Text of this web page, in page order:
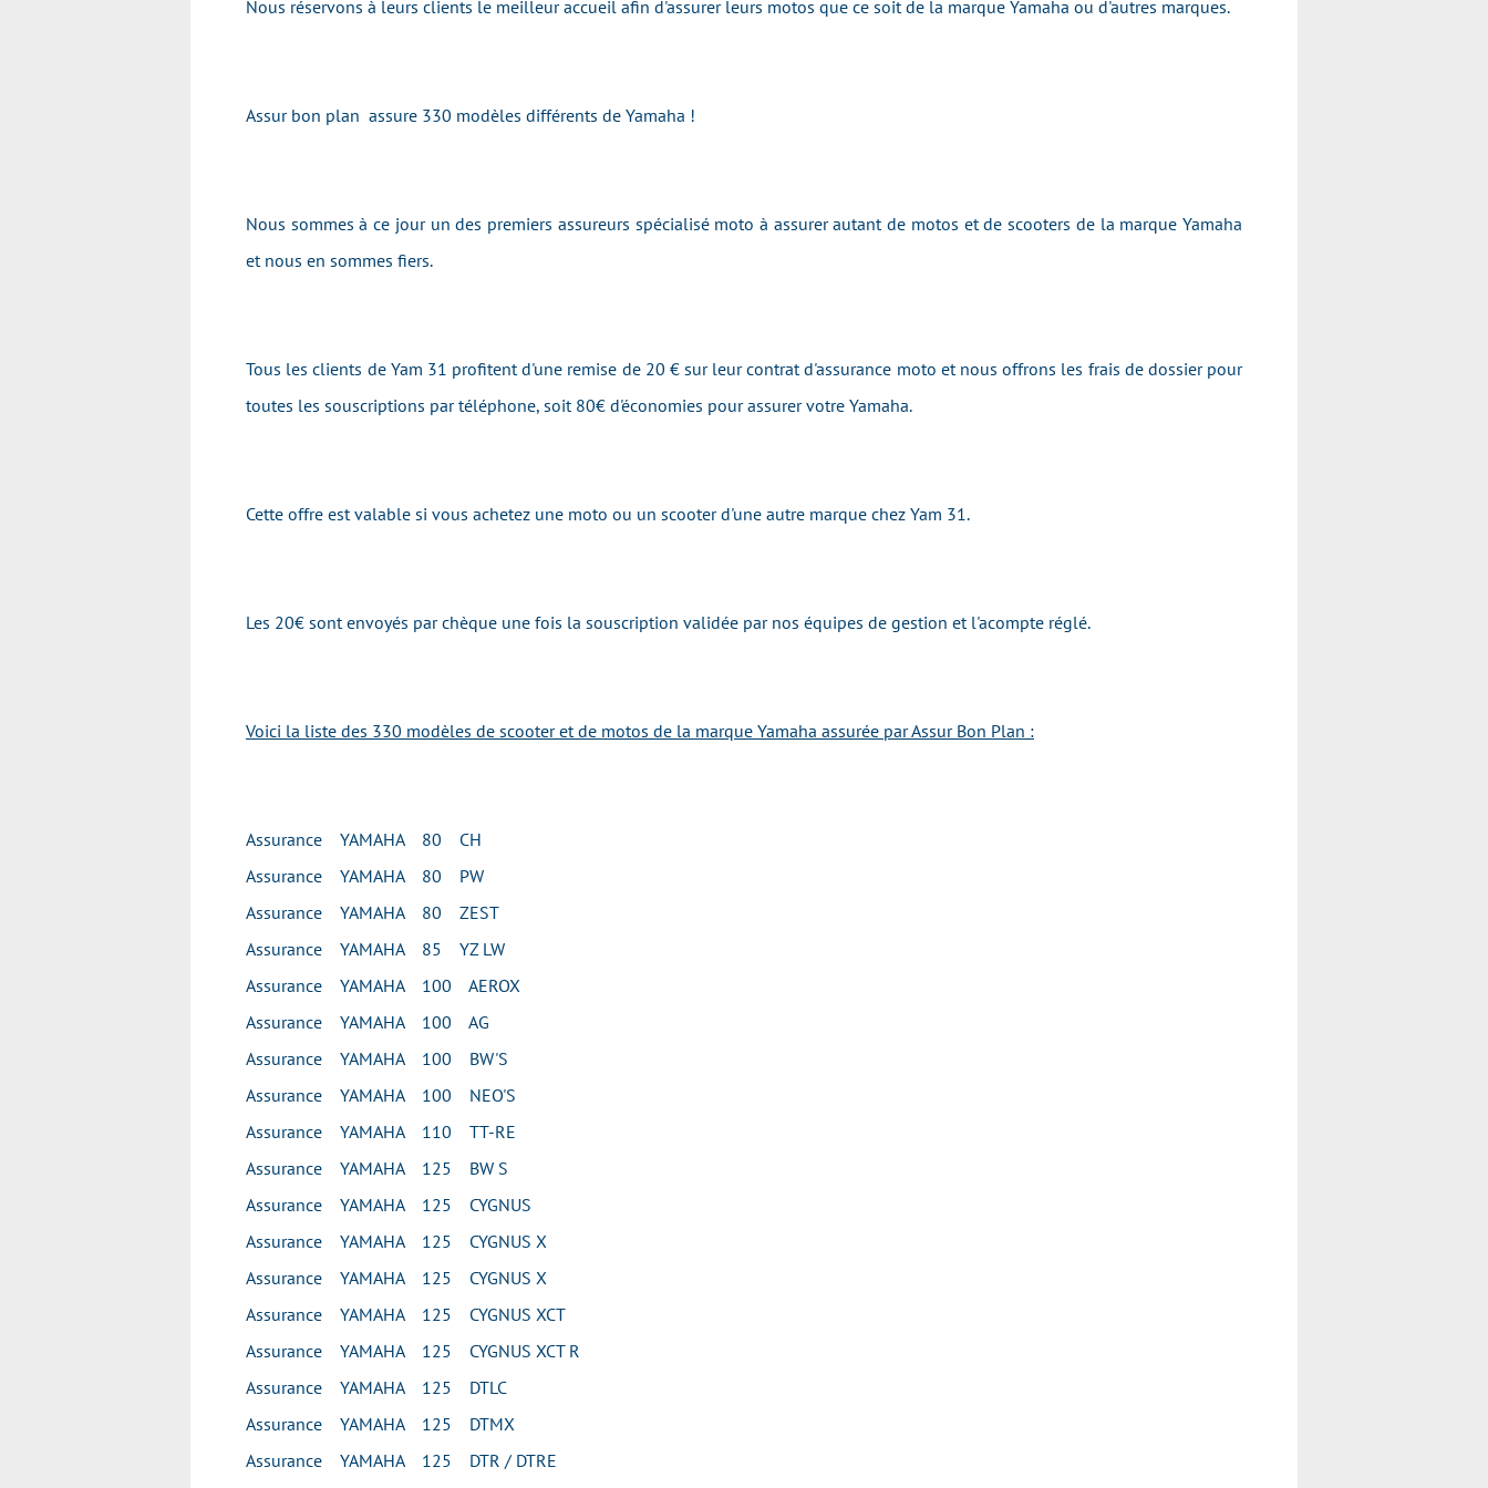
Nous réservons à leurs clients le meilleur accueil afin d'assurer leurs motos que ce soit de la marque Yamaha ou d'autres marques.
Assur bon plan assure 330 modèles différents de Yamaha !
Nous sommes à ce jour un des premiers assureurs spécialisé moto à assurer autant de motos et de scooters de la marque Yamaha
et nous en sommes fiers.
Tous les clients de Yam 31 profitent d'une remise de 20 € sur leur contrat d'assurance moto et nous offrons les frais de dossier pour
toutes les souscriptions par téléphone, soit 80€ d'économies pour assurer votre Yamaha.
Cette offre est valable si vous achetez une moto ou un scooter d'une autre marque chez Yam 31.
Les 20€ sont envoyés par chèque une fois la souscription validée par nos équipes de gestion et l'acompte réglé.
Voici la liste des 330 modèles de scooter et de motos de la marque Yamaha assurée par Assur Bon Plan :
Assurance YAMAHA 80 CH
Assurance YAMAHA 80 PW
Assurance YAMAHA 80 ZEST
Assurance YAMAHA 85 YZ LW
Assurance YAMAHA 100 AEROX
Assurance YAMAHA 100 AG
Assurance YAMAHA 100 BW'S
Assurance YAMAHA 100 NEO'S
Assurance YAMAHA 110 TT-RE
Assurance YAMAHA 125 BW S
Assurance YAMAHA 125 CYGNUS
Assurance YAMAHA 125 CYGNUS X
Assurance YAMAHA 125 CYGNUS X
Assurance YAMAHA 125 CYGNUS XCT
Assurance YAMAHA 125 CYGNUS XCT R
Assurance YAMAHA 125 DTLC
Assurance YAMAHA 125 DTMX
Assurance YAMAHA 125 DTR / DTRE